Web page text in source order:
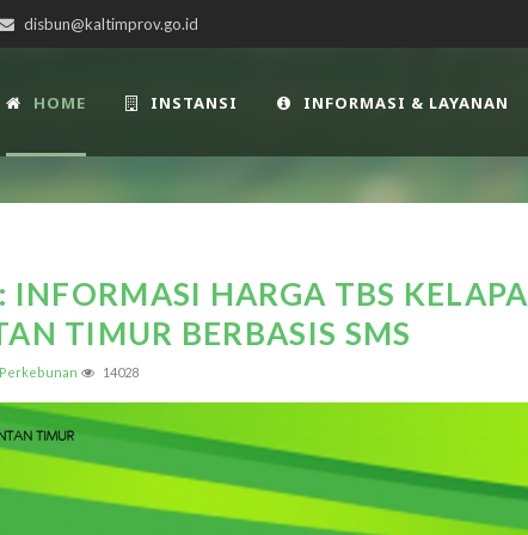
disbun@kaltimprov.go.id
HOME INSTANSI INFORMASI & LAYANAN
HARGA TBS KELAPA
TIMUR BERBASIS SMS
14028